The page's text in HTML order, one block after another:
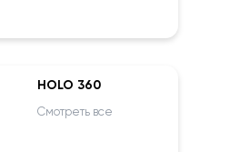
HOLO 360
Смотреть все